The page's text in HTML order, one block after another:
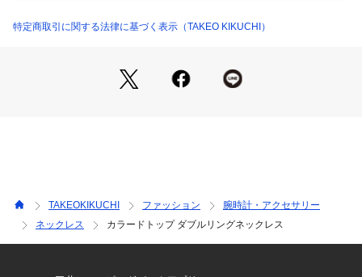
・506カラー（シルバー系4）のラインカラー：スカイブル
ー、グリーン、ライトグリーン
華やかさを引き立てます。
ウエーブリングとのコンビネーションが、エレガントかつモダ
ンな印象を与え、どんなスタイルにもマッチします。
特定商取引に関する法律に基づく表示（TAKEO KIKUCHI）
TAKEOKIKUCHI ファッション
腕時計・アクセサリー
ネックレス
カラードトップ ダブルリングネックレス